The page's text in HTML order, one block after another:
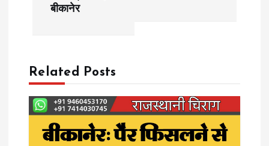
a
v
बीकानेर
Related Posts